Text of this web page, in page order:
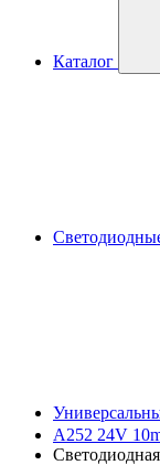
Каталог
A252 24V